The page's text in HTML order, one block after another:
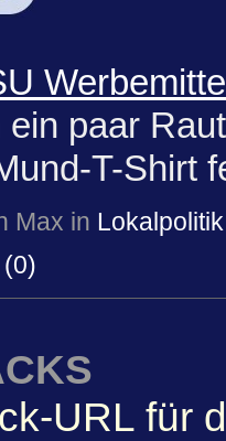
paar
T-Shirt
Max in Lokalpolitik
URL für